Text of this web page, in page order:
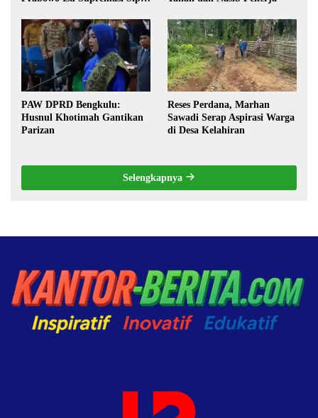
Pilkada oleh DPRD
PAW DPRD Bengkulu:
Husnul Khotimah Gantikan
Parizan
Reses Perdana, Marhan
Sawadi Serap Aspirasi Warga
di Desa Kelahiran
Selengkapnya